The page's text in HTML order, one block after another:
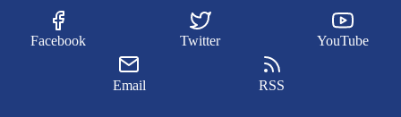
Facebook Twitter YouTube
Email RSS